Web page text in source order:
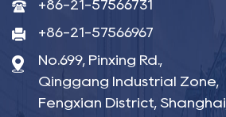
+86-21-57566731
+86-21-57566967
No.699, Pinxing Rd.,
Qinggang Industrial Zone,
Fengxian District, Shanghai,